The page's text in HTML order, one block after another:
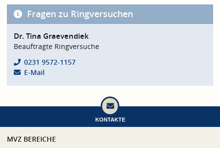
Fragen zu Ringversuchen
Dr. Tina Graevendiek
Beauftragte Ringversuche
0231 9572-1157
E-Mail
KONTAKTE
MVZ BEREICHE